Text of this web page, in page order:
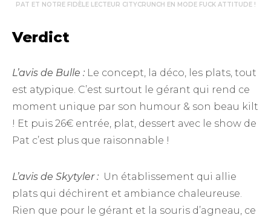
PAT ET NOTRE FIDÈLE LECTEUR CITYCRUNCH EN MODE FUCK ATTITUDE !
Verdict
L’avis de Bulle : Le concept, la déco, les plats, tout
est atypique. C’est surtout le gérant qui rend ce
moment unique par son humour & son beau kilt
! Et puis 26€ entrée, plat, dessert avec le show de
Pat c’est plus que raisonnable !
L’avis de Skytyler : Un établissement qui allie
plats qui déchirent et ambiance chaleureuse.
Rien que pour le gérant et la souris d’agneau, ce